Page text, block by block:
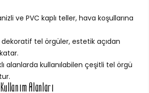
ve PVC kaplı teller, hava koşullarına
tel örgüler, estetik açıdan
alanlarda kullanılabilen çeşitli tel örgü
Alanları